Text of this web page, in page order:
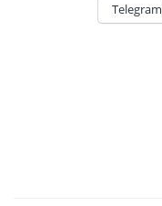
Telegram